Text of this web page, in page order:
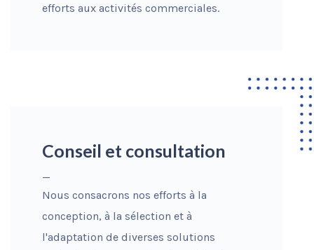
efforts aux activités commerciales.
Conseil et consultation
_
Nous consacrons nos efforts à la
conception, à la sélection et à
l'adaptation de diverses solutions